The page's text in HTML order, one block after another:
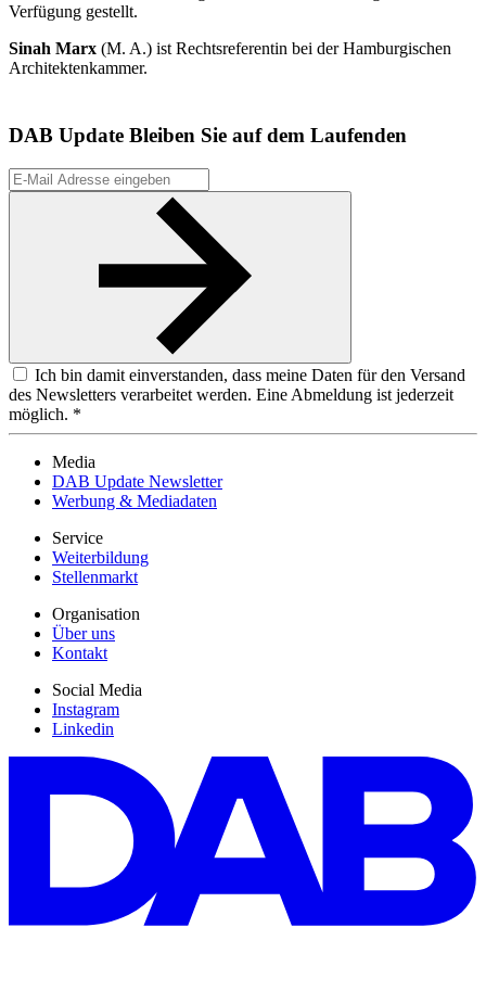
Verfügung gestellt.
Sinah Marx (M. A.) ist Rechtsreferentin bei der Hamburgischen
Architektenkammer.
DAB Update Bleiben Sie auf dem Laufenden
Ich bin damit einverstanden, dass meine Daten für den Versand
des Newsletters verarbeitet werden. Eine Abmeldung ist jederzeit
möglich. *
Media
DAB Update Newsletter
Werbung & Mediadaten
Service
Weiterbildung
Stellenmarkt
Organisation
Über uns
Kontakt
Social Media
Instagram
Linkedin